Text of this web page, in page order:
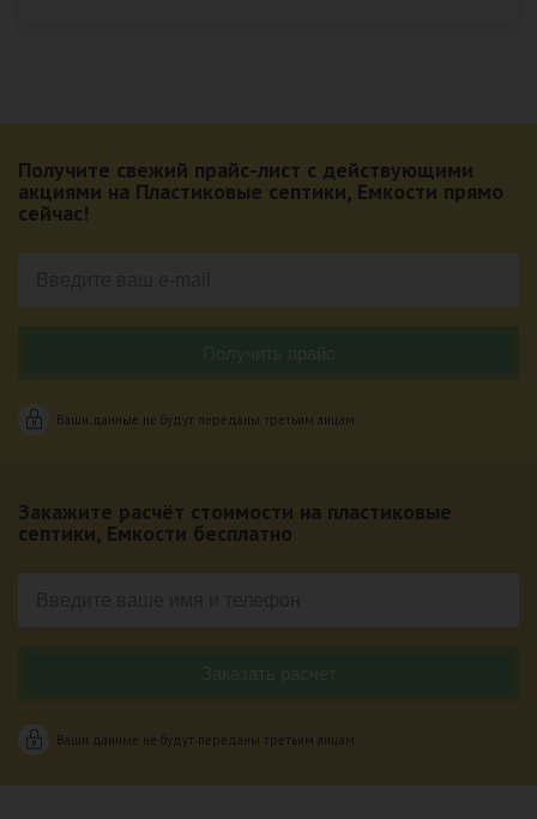
Получите свежий прайс-лист с действующими
акциями на Пластиковые септики, Емкости прямо
сейчас!
Ваши данные не будут переданы третьим лицам
Закажите расчёт стоимости на пластиковые
септики, Емкости бесплатно
Ваши данные не будут переданы третьим лицам